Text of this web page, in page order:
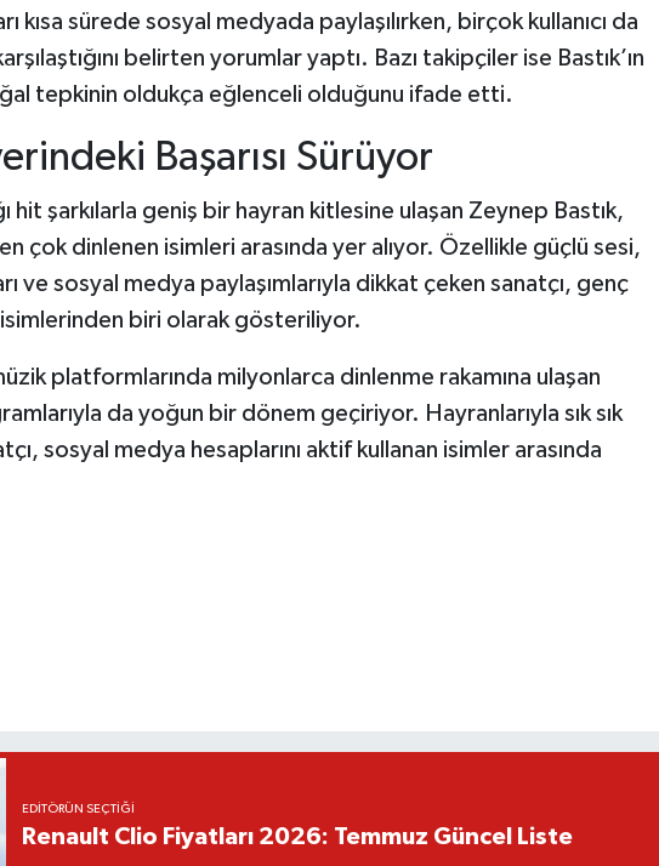
kısa sürede sosyal medyada paylaşılırken, birçok kullanıcı da
belirten yorumlar yaptı. Bazı takipçiler ise Bastık’ın
tepkinin oldukça eğlenceli olduğunu ifade etti.
Başarısı Sürüyor
hit şarkılarla geniş bir hayran kitlesine ulaşan Zeynep Bastık,
çok dinlenen isimleri arasında yer alıyor. Özellikle güçlü sesi,
ve sosyal medya paylaşımlarıyla dikkat çeken sanatçı, genç
isimlerinden biri olarak gösteriliyor.
platformlarında milyonlarca dinlenme rakamına ulaşan
da yoğun bir dönem geçiriyor. Hayranlarıyla sık sık
sosyal medya hesaplarını aktif kullanan isimler arasında
EDITÖRÜN SEÇTIĞI
Renault Clio Fiyatları 2026: Temmuz Güncel Liste